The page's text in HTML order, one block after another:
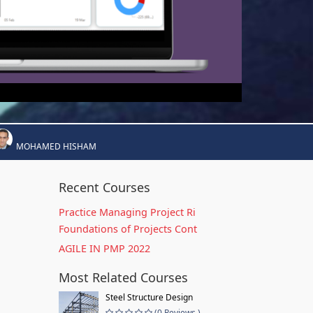
MOHAMED HISHAM
Recent Courses
Practice Managing Project Ri
Foundations of Projects Cont
AGILE IN PMP 2022
Most Related Courses
Steel Structure Design